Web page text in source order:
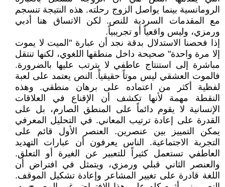
الرومانسية بينما يواصل الزوج رحلته. هذه النتيجة تنسجم
مع المقدمات السردية للنص. لكن الاتساق هنا أدبي
ورمزي، وليس واقعياً أو تجريبياً.
إذا فحصنا الاستدلال بدقة نجد أن عبارة "الميت لا يموت
إلا مرة واحدة" صحيحة داخل منطقها اللغوي، لكنها تنتقل
مباشرة إلى استنتاج عاطفي لا يترتب عليها بالضرورة.
فالموت العشقي ليس موتاً حقيقياً. النص يعتمد على لعبة
لفظية أكثر من اعتماده على برهان منطقي. وهذه
النقطة مهمة لأنها تكشف أن الإقناع في العلاقات
الإنسانية لا يقوم دائماً على المنطق الصارم، بل على
القدرة على إعادة ترتيب المعاني. في التحليل المعرفي
يمكن التمييز بين عنصرين. العنصر الأول قائم على
التجربة الاجتماعية. الناس يعرفون أن عبارات التهديد
العاطفي تستعمل كثيراً للتعبير عن الغيرة أو التعلق.
والعنصر الثاني قبلي ورمزي، ويتمثل في افتراض أن
اللغة قادرة على تغيير المشاعر وإعادة تشكيل الموقف.